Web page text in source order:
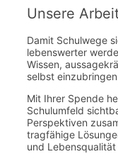
Unsere
Damit Schulwege
lebenswerter
Wissen,
selbst
Mit Ihrer Spende
Schulumfeld
Perspektiven
tragfähige
und